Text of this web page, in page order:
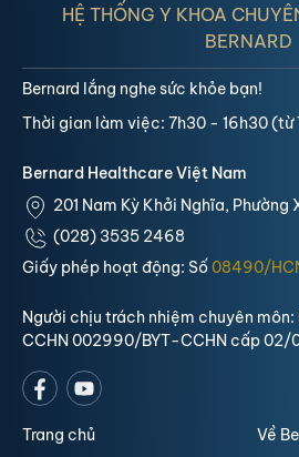
HỆ THỐNG Y KHOA
BERNARD
Bernard Healthcare Việt Nam
201 Nam Kỳ Khởi Nghĩa, Phường
(028) 3535 2468
Giấy phép hoạt động: Số08490/
Người chịu trách nhiệm chuyên môn:
CCHN 002990/BYT-CCHN cấp 02/
Bernard lắng nghe sức khỏe bạn!
Thời gian làm việc: 7h30 - 16h30 (từ
Trang chủ Về